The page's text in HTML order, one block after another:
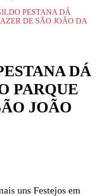
PESTANA DÁ
DE SÃO JOÃO DA
DÁ
PARQUE
JOÃO
uns Festejos em